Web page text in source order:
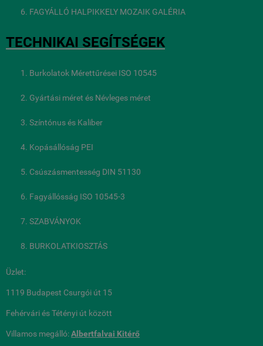
FAGYÁLLÓ HALPIKKELY MOZAIK GALÉRIA
TECHNIKAI SEGÍTSÉGEK
Burkolatok Mérettűrései ISO 10545
Gyártási méret és Névleges méret
Színtónus és Kaliber
Kopásállóság PEI
Csúszásmentesség DIN 51130
Fagyállósság ISO 10545-3
SZABVÁNYOK
BURKOLATKIOSZTÁS
Üzlet:
1119 Budapest Csurgói út 15
Fehérvári és Tétényi út között
Villamos megálló:Albertfalvai Kitérő